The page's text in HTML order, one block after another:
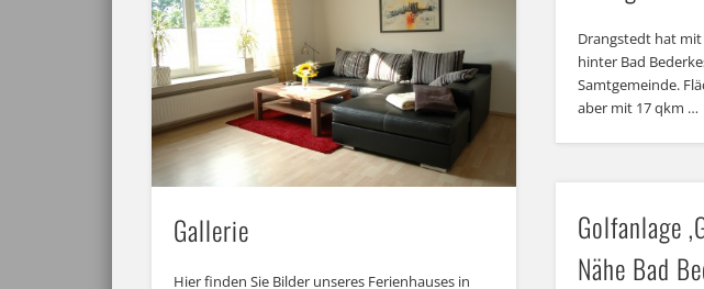
Gallerie
Hier finden Sie Bilder unseres Ferienhauses in
Drangstedt hat
hinter Bad
Samtgemeinde.
aber mit 17 qkm …
Golfanlage
Nähe Bad